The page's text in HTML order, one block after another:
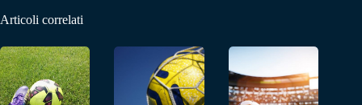
Articoli correlati